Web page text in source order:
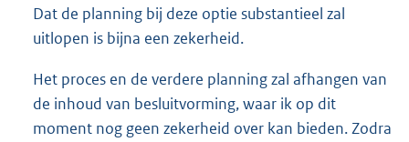
Dat de planning bij deze optie substantieel zal
uitlopen is bijna een zekerheid.
Het proces en de verdere planning zal afhangen van
de inhoud van besluitvorming, waar ik op dit
moment nog geen zekerheid over kan bieden. Zodra